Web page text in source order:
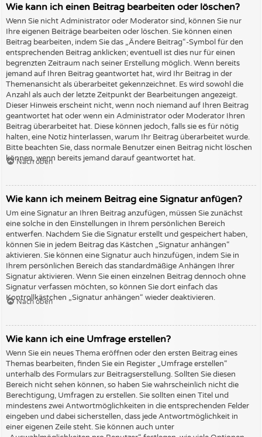
Wie kann ich einen Beitrag bearbeiten oder löschen?
Wenn Sie nicht Administrator oder Moderator sind, können Sie nur
Ihre eigenen Beiträge bearbeiten oder löschen. Sie können einen
Beitrag bearbeiten, indem Sie das „Ändere Beitrag“-Symbol für den
entsprechenden Beitrag anklicken; eventuell ist dies nur für einen
begrenzten Zeitraum nach seiner Erstellung möglich. Wenn bereits
jemand auf Ihren Beitrag geantwortet hat, wird Ihr Beitrag in der
Themenansicht als überarbeitet gekennzeichnet. Es wird sowohl die
Anzahl als auch der letzte Zeitpunkt der Bearbeitungen angezeigt.
Dieser Hinweis erscheint nicht, wenn noch niemand auf Ihren Beitrag
geantwortet hat oder wenn ein Administrator oder Moderator Ihren
Beitrag überarbeitet hat. Diese können jedoch, falls sie es für nötig
halten, eine Notiz hinterlassen, warum Ihr Beitrag überarbeitet wurde.
Bitte beachten Sie, dass normale Benutzer einen Beitrag nicht löschen
können, wenn bereits jemand darauf geantwortet hat.
Nach oben
Wie kann ich meinem Beitrag eine Signatur anfügen?
Um eine Signatur an Ihren Beitrag anzufügen, müssen Sie zunächst
eine solche in den Einstellungen in Ihrem persönlichen Bereich
entwerfen. Nachdem Sie die Signatur erstellt und gespeichert haben,
können Sie in jedem Beitrag das Kästchen „Signatur anhängen“
aktivieren. Sie können eine Signatur auch hinzufügen, indem Sie in
Ihrem persönlichen Bereich das standardmäßige Anhängen Ihrer
Signatur aktivieren. Wenn Sie einen einzelnen Beitrag dennoch ohne
Signatur verfassen möchten, so können Sie dort einfach das
Kontrollkästchen „Signatur anhängen“ wieder deaktivieren.
Nach oben
Wie kann ich eine Umfrage erstellen?
Wenn Sie ein neues Thema eröffnen oder den ersten Beitrag eines
Themas bearbeiten, finden Sie ein Register „Umfrage erstellen“
unterhalb des Formulars zur Beitragserstellung. Sollten Sie diesen
Bereich nicht sehen können, so haben Sie wahrscheinlich nicht die
Berechtigung, Umfragen zu erstellen. Sie sollten einen Titel und
mindestens zwei Antwortmöglichkeiten in die entsprechenden Felder
eingeben und dabei sicherstellen, dass jede Antwortmöglichkeit in
einer eigenen Zeile steht. Sie können auch unter